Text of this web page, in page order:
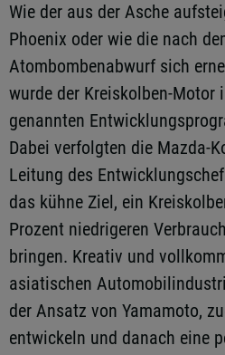
Wie der aus der Asche
Phoenix oder wie die nach
Atombombenabwurf sich
wurde der Kreiskolben-Motor
genannten
Dabei verfolgten die Mazda-
Leitung des
das kühne Ziel, ein
Prozent niedrigeren
bringen. Kreativ und
asiatischen
der Ansatz von Yamamoto,
entwickeln und danach eine